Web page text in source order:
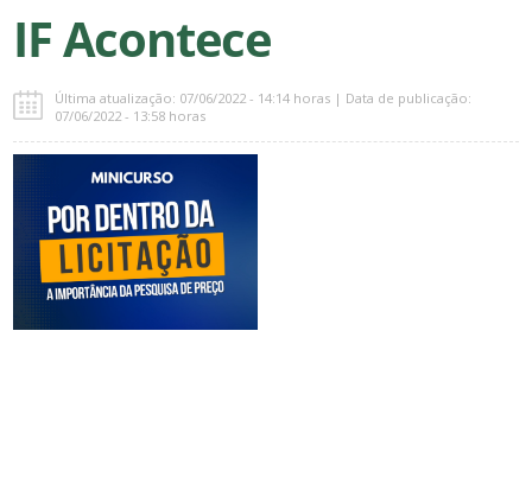
IF Acontece
Última atualização: 07/06/2022 - 14:14 horas | Data de publicação:
07/06/2022 - 13:58 horas